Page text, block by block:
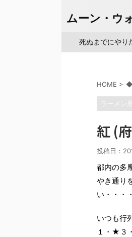
ムーン・ウ
死ぬまでにやり
HOME > ◆
ラーメン屋
紅 (
投稿日：
都内の多
やき通り
い・・・
いつも行
１・★３